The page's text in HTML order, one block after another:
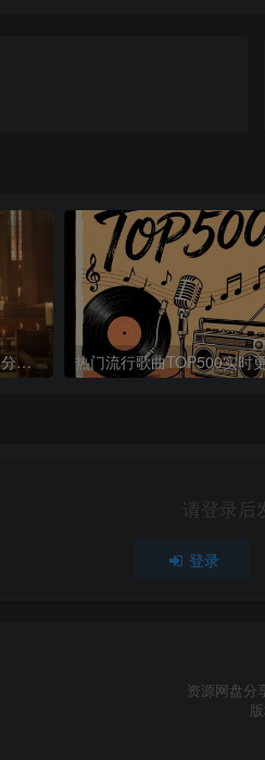
太阳之子 – 周杰伦 [FLAC 分轨 192Khz 24bit]
请登录后
登录
资源网盘分